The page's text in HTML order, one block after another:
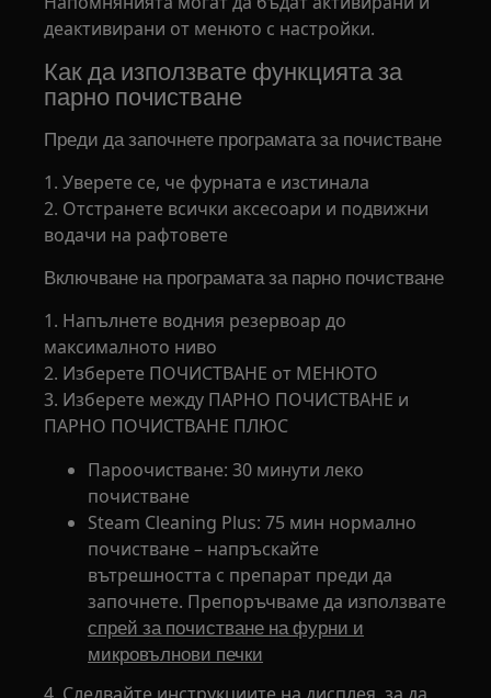
деактивирани от менюто с настройки.
Как да използвате функцията за
парно почистване
Преди да започнете програмата за почистване
1. Уверете се, че фурната е изстинала
2. Отстранете всички аксесоари и подвижни
водачи на рафтовете
Включване на програмата за парно почистване
1. Напълнете водния резервоар до
максималното ниво
2. Изберете ПОЧИСТВАНЕ от МЕНЮТО
3. Изберете между ПАРНО ПОЧИСТВАНЕ и
ПАРНО ПОЧИСТВАНЕ ПЛЮС
Пароочистване: 30 минути леко
почистване
Steam Cleaning Plus: 75 мин нормално
почистване – напръскайте
вътрешността с препарат преди да
започнете. Препоръчваме да използвате
спрей за почистване на фурни и
микровълнови печки